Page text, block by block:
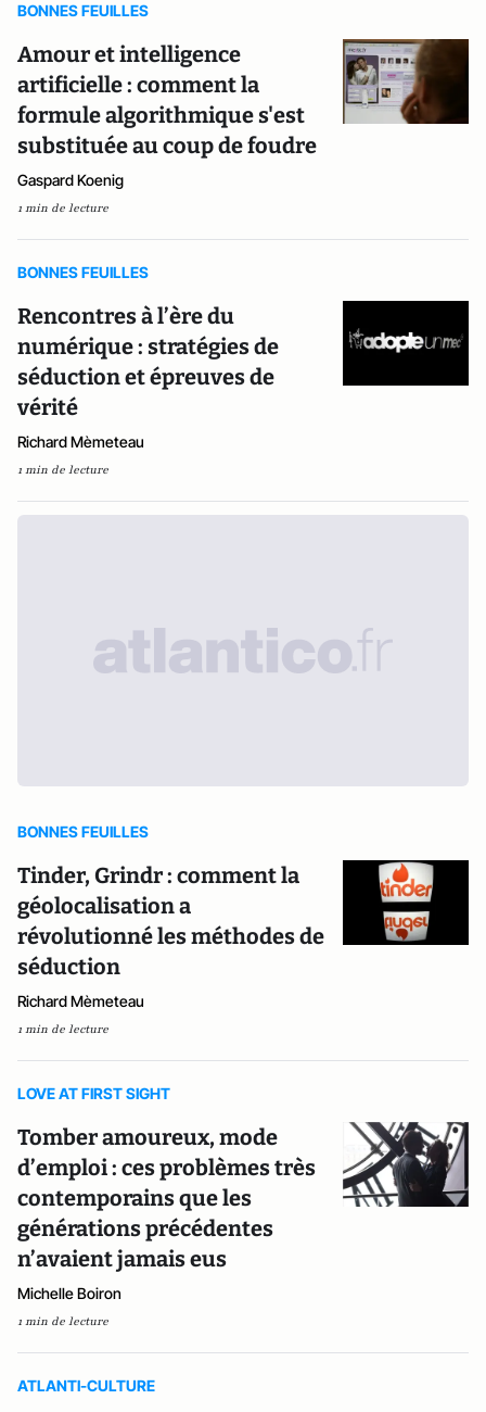
BONNES FEUILLES
Amour et intelligence
artificielle : comment la
formule algorithmique s'est
substituée au coup de foudre
Gaspard Koenig
1 min de lecture
BONNES FEUILLES
Rencontres à l’ère du
numérique : stratégies de
séduction et épreuves de
vérité
Richard Mèmeteau
1 min de lecture
BONNES FEUILLES
Tinder, Grindr : comment la
géolocalisation a
révolutionné les méthodes de
séduction
Richard Mèmeteau
1 min de lecture
LOVE AT FIRST SIGHT
Tomber amoureux, mode
d’emploi : ces problèmes très
contemporains que les
générations précédentes
n’avaient jamais eus
Michelle Boiron
1 min de lecture
ATLANTI-CULTURE